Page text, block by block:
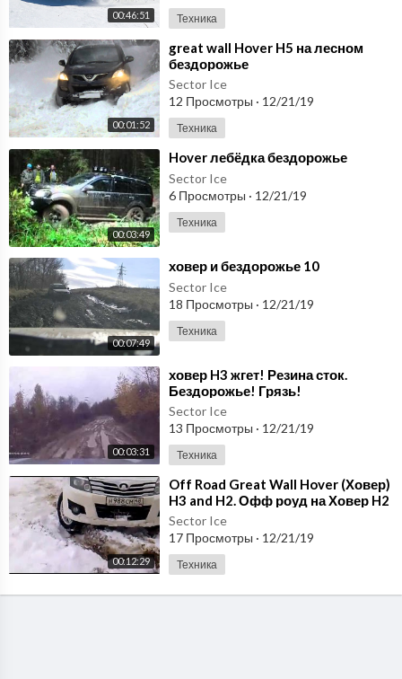
00:46:51 Техника
00:01:52
⁣great wall Hover H5 на лесном
бездорожье
Sector Ice
12 Просмотры · 12/21/19
Техника
00:03:49
⁣Hover лебёдка бездорожье
Sector Ice
6 Просмотры · 12/21/19
Техника
00:07:49
⁣ховер и бездорожье 10
Sector Ice
18 Просмотры · 12/21/19
Техника
00:03:31
⁣ховер H3 жгет! Резина сток.
Бездорожье! Грязь!
Sector Ice
13 Просмотры · 12/21/19
Техника
00:12:29
⁣Off Road Great Wall Hover (Ховер)
H3 and H2. Офф роуд на Ховер H2
и H3.Бездорожье.
Sector Ice
17 Просмотры · 12/21/19
Техника